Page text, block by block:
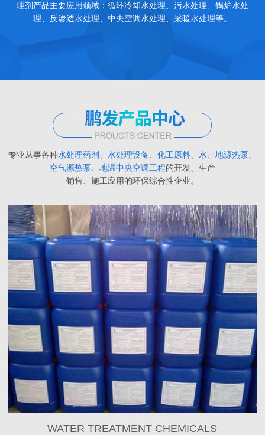
理剂产品主要应用领域：循环冷却水处理、污水处理、锅炉水处
理、反渗透水处理、中央空调水处理、采暖水处理等。
专业从事各种水处理药剂、水处理设备、化工原料、水、地源热泵、
空气源热泵、地温中央空调工程的开发、生产
销售、施工应用的环保综合性企业。
WATER TREATMENT CHEMICALS